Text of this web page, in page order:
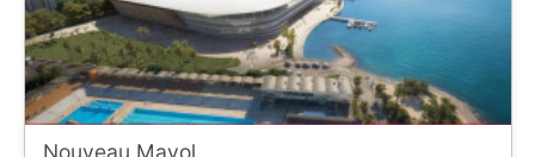
Nouveau Mayol